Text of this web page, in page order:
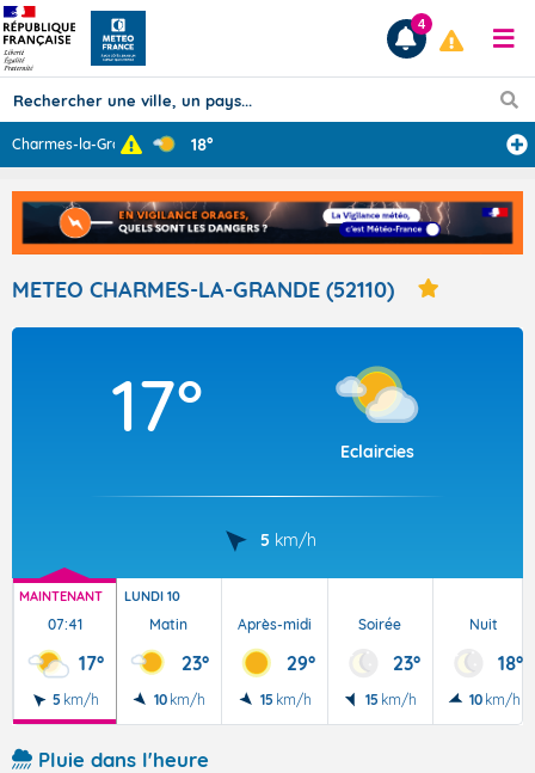
Prévisions
TOUS LES RÉSULTATS
Articles
4
Charmes-la-Gran... 18°
METEO CHARMES-LA-GRANDE (52110)
17°
Eclaircies
5 km/h
MAINTENANT
07:41
17°
5 km/h
LUNDI 10
Matin
23°
10 km/h
Après-midi
29°
15 km/h
Soirée
23°
15 km/h
Nuit
18°
10 km/h
Pluie dans l'heure